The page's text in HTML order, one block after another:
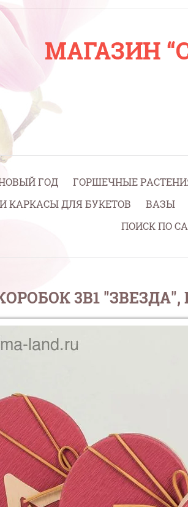
ГОД
ГОРШЕЧНЫЕ
КАРКАСЫ ДЛЯ БУКЕТОВ
ВАЗЫ
ПОИСК ПО
3В1 "ЗВЕЗДА",